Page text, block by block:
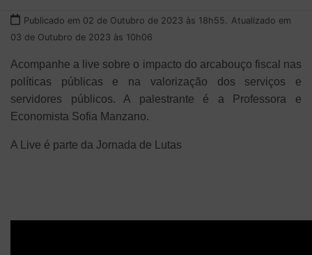
Publicado em 02 de Outubro de 2023 às 18h55.
Atualizado em
03 de Outubro de 2023 às 10h06
Acompanhe a live sobre o impacto do arcabouço fiscal nas
políticas públicas e na valorização dos serviços e
servidores públicos. A palestrante é a Professora e
Economista Sofia Manzano.
A Live é parte da Jornada de Lutas